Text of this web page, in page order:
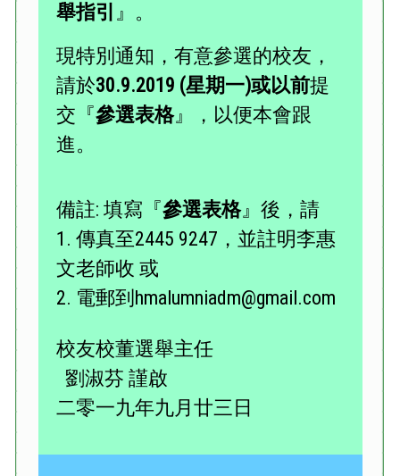
舉指引 』。
現特別通知，有意參選的校友，
請於30.9.2019 (星期一)或以前提
交『參選表格』，以便本會跟
進。
備註: 填寫『參選表格』後，請
1. 傳真至2445 9247，並註明李惠
文老師收 或
2. 電郵到hmalumniadm@gmail.com
校友校董選舉主任
劉淑芬 謹啟
二零一九年九月廿三日